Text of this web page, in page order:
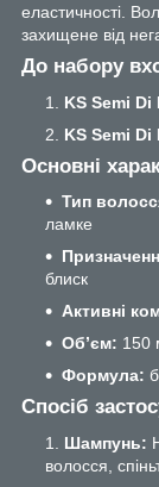
еластичності.
захищене від
До набору
KS Semi
KS Semi
Основні
Тип
ламке
блиск
Активні
Об’єм: 150
Формула:
Спосіб
Шампунь:
волосся,